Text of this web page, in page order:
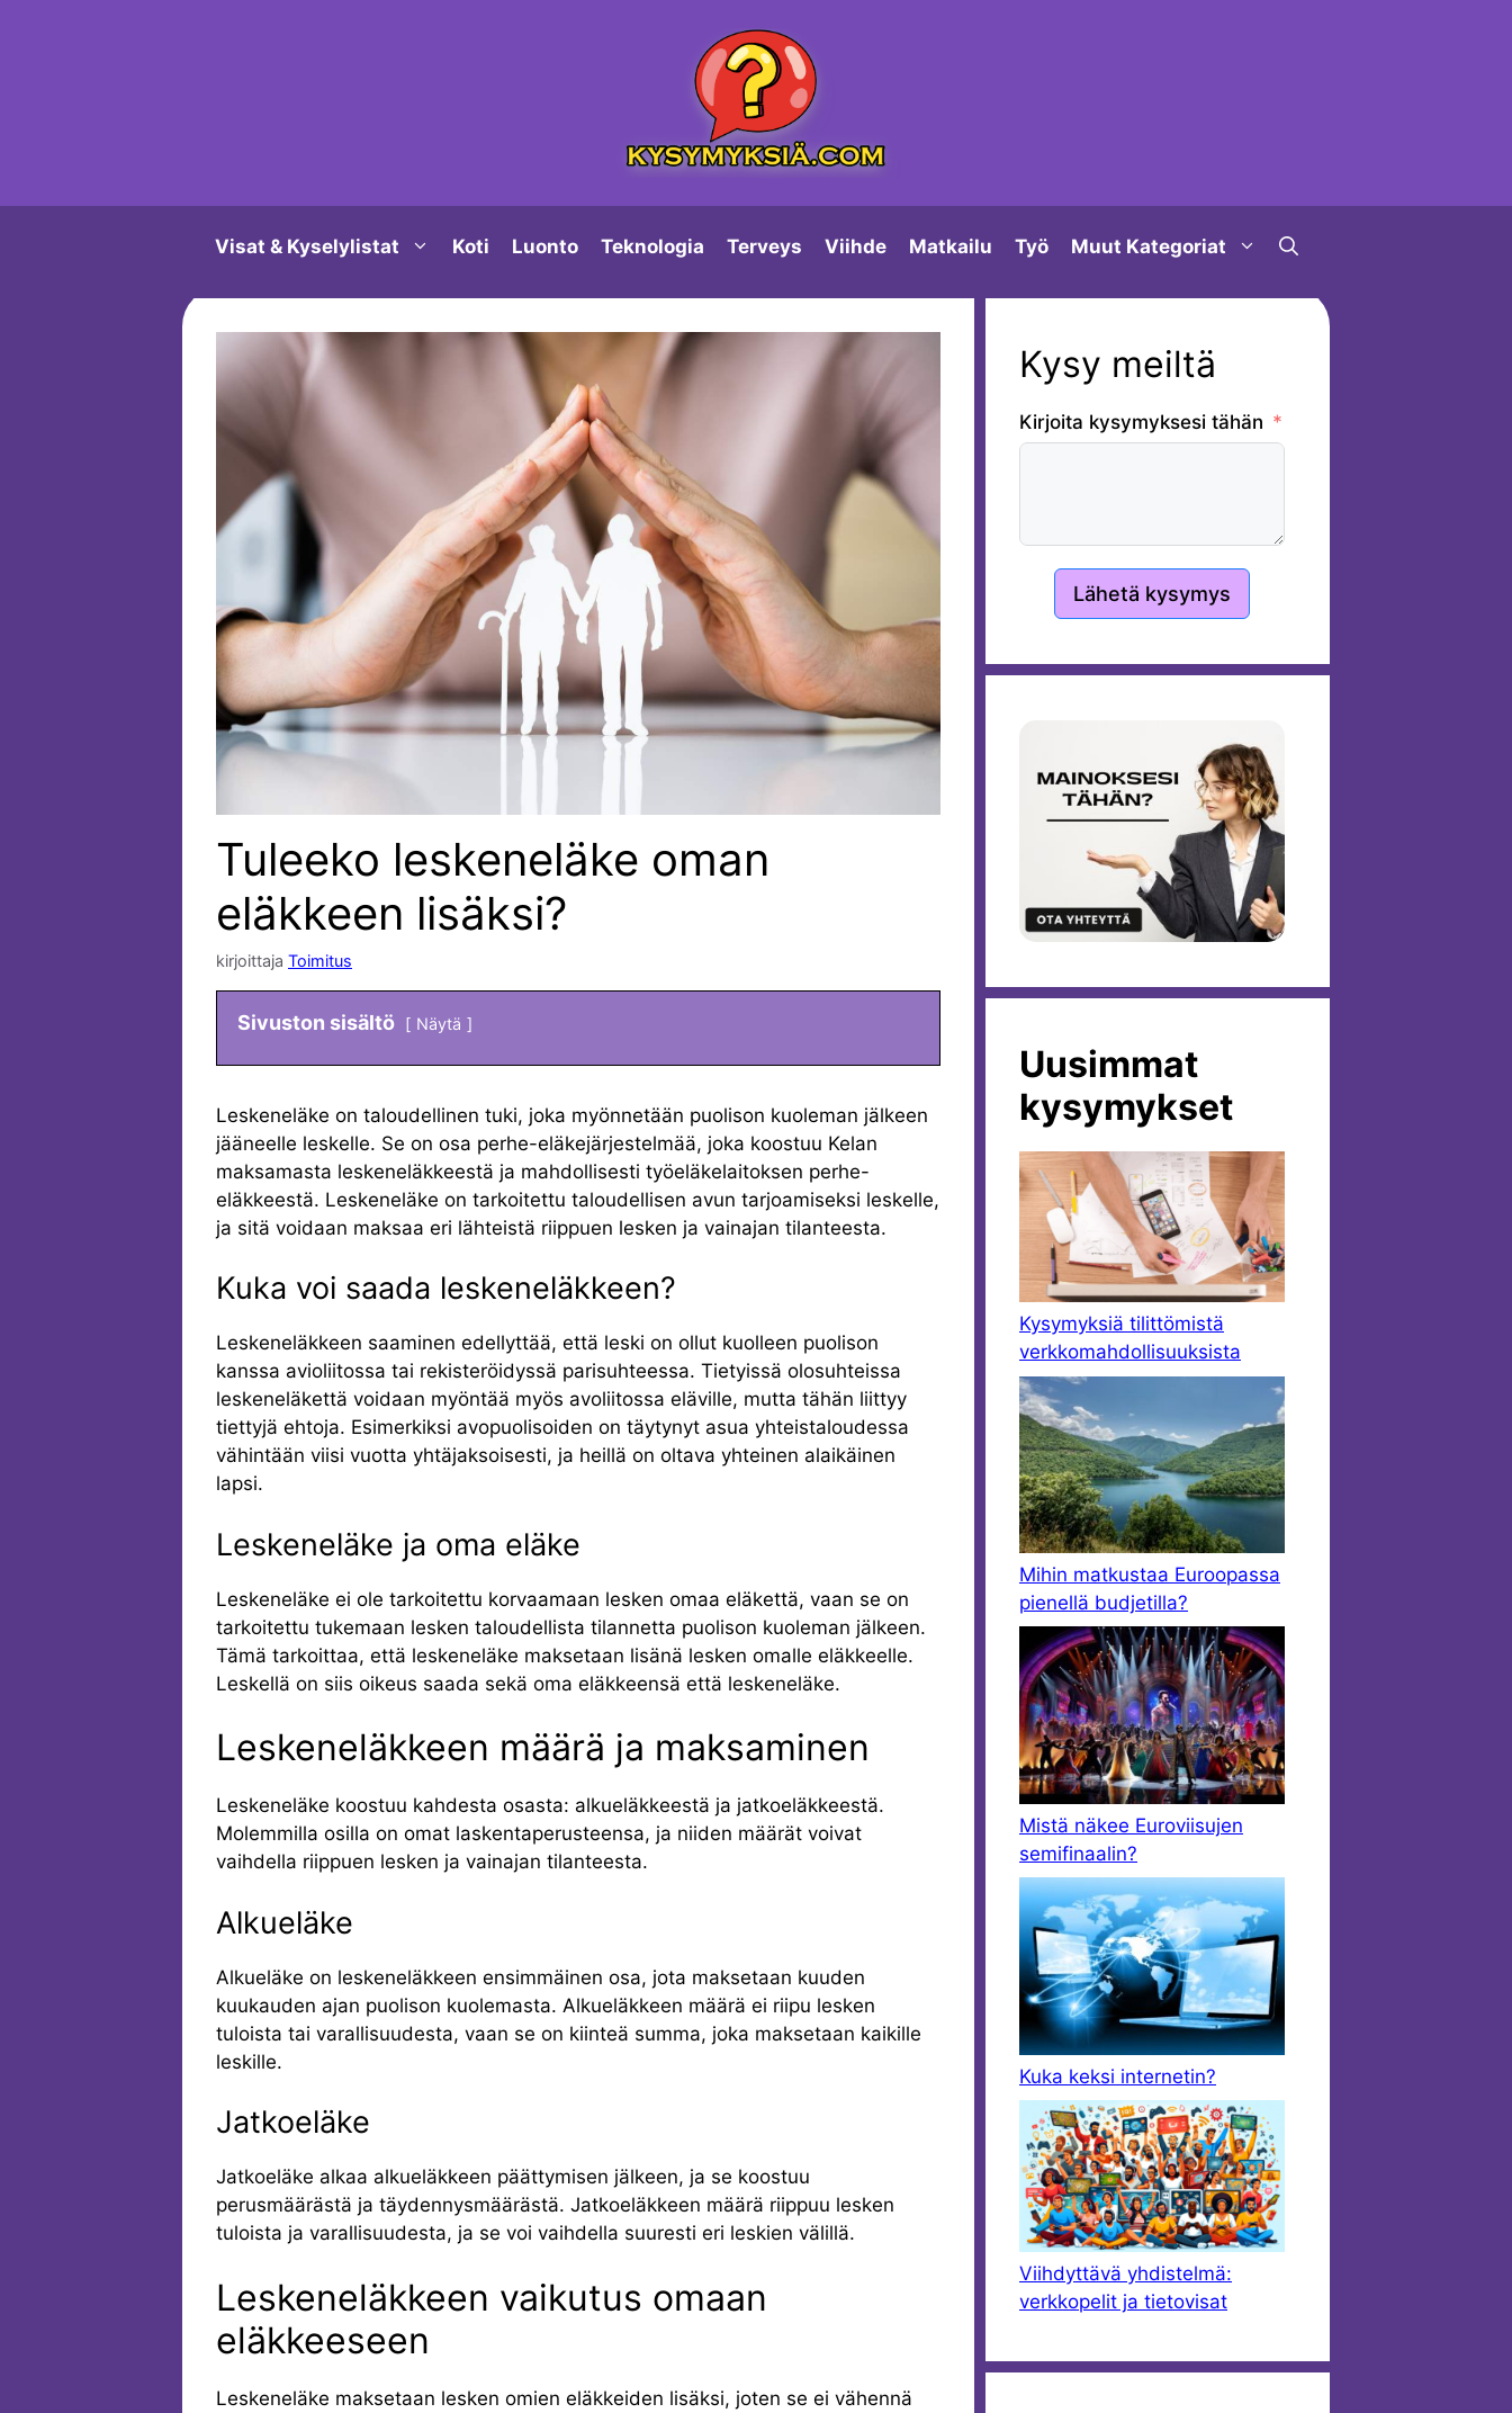
Visat & Kyselylistat Koti Luonto Teknologia Terveys Viihde Matkailu Työ Muut Kategoriat
Tuleeko leskeneläke oman
eläkkeen lisäksi?
kirjoittaja Toimitus
Sivuston sisältö Näytä
Leskeneläke on taloudellinen tuki, joka myönnetään puolison kuoleman jälkeen
jääneelle leskelle. Se on osa perhe-eläkejärjestelmää, joka koostuu Kelan
maksamasta leskeneläkkeestä ja mahdollisesti työeläkelaitoksen perhe-
eläkkeestä. Leskeneläke on tarkoitettu taloudellisen avun tarjoamiseksi leskelle,
ja sitä voidaan maksaa eri lähteistä riippuen lesken ja vainajan tilanteesta.
Kuka voi saada leskeneläkkeen?
Leskeneläkkeen saaminen edellyttää, että leski on ollut kuolleen puolison
kanssa avioliitossa tai rekisteröidyssä parisuhteessa. Tietyissä olosuhteissa
leskeneläkettä voidaan myöntää myös avoliitossa eläville, mutta tähän liittyy
tiettyjä ehtoja. Esimerkiksi avopuolisoiden on täytynyt asua yhteistaloudessa
vähintään viisi vuotta yhtäjaksoisesti, ja heillä on oltava yhteinen alaikäinen
lapsi.
Leskeneläke ja oma eläke
Leskeneläke ei ole tarkoitettu korvaamaan lesken omaa eläkettä, vaan se on
tarkoitettu tukemaan lesken taloudellista tilannetta puolison kuoleman jälkeen.
Tämä tarkoittaa, että leskeneläke maksetaan lisänä lesken omalle eläkkeelle.
Leskellä on siis oikeus saada sekä oma eläkkeensä että leskeneläke.
Leskeneläkkeen määrä ja maksaminen
Leskeneläke koostuu kahdesta osasta: alkueläkkeestä ja jatkoeläkkeestä.
Molemmilla osilla on omat laskentaperusteensa, ja niiden määrät voivat
vaihdella riippuen lesken ja vainajan tilanteesta.
Alkueläke
Alkueläke on leskeneläkkeen ensimmäinen osa, jota maksetaan kuuden
kuukauden ajan puolison kuolemasta. Alkueläkkeen määrä ei riipu lesken
tuloista tai varallisuudesta, vaan se on kiinteä summa, joka maksetaan kaikille
leskille.
Jatkoeläke
Jatkoeläke alkaa alkueläkkeen päättymisen jälkeen, ja se koostuu
perusmäärästä ja täydennysmäärästä. Jatkoeläkkeen määrä riippuu lesken
tuloista ja varallisuudesta, ja se voi vaihdella suuresti eri leskien välillä.
Leskeneläkkeen vaikutus omaan
eläkkeeseen
Leskeneläke maksetaan lesken omien eläkkeiden lisäksi, joten se ei vähennä
Kysy meiltä
Kirjoita kysymyksesi tähän
Lähetä kysymys
Uusimmat
kysymykset
Kysymyksiä tilittömistä
verkkomahdollisuuksista
Mihin matkustaa Euroopassa
pienellä budjetilla?
Mistä näkee Euroviisujen
semifinaalin?
Kuka keksi internetin?
Viihdyttävä yhdistelmä:
verkkopelit ja tietovisat